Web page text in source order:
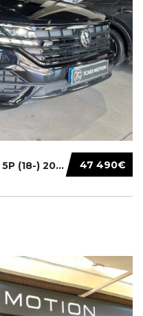
47 490€
VOLKSWAGEN TOUAREG (CR) 5P (18-) 2021...